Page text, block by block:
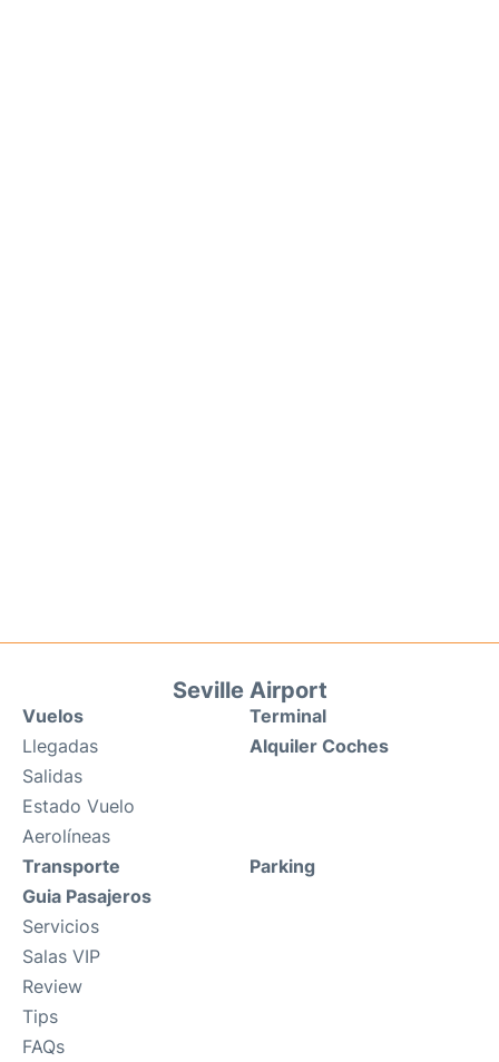
Seville Airport
Vuelos
Llegadas
Salidas
Estado Vuelo
Aerolíneas
Terminal
Alquiler Coches
Transporte
Guia Pasajeros
Servicios
Salas VIP
Review
Tips
FAQs
Parking